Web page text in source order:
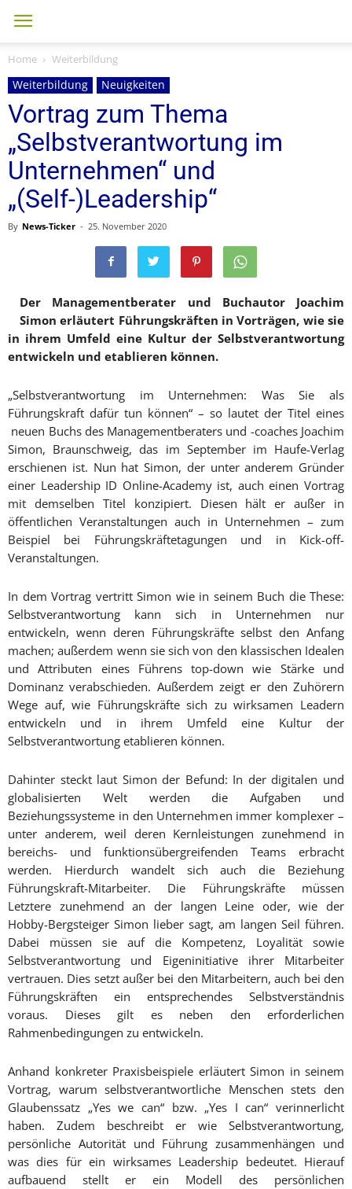
Home Weiterbildung
Weiterbildung Neuigkeiten
Vortrag zum Thema
„Selbstverantwortung im
Unternehmen“ und
„(Self-)Leadership“
By News-Ticker - 25. November 2020
Der Managementberater und Buchautor Joachim
Simon erläutert Führungskräften in Vorträgen, wie sie
in ihrem Umfeld eine Kultur der Selbstverantwortung
entwickeln und etablieren können.
„Selbstverantwortung im Unternehmen: Was Sie als
Führungskraft dafür tun können“ – so lautet der Titel eines
neuen Buchs des Managementberaters und -coaches Joachim
Simon, Braunschweig, das im September im Haufe-Verlag
erschienen ist. Nun hat Simon, der unter anderem Gründer
einer Leadership ID Online-Academy ist, auch einen Vortrag
mit demselben Titel konzipiert. Diesen hält er außer in
öffentlichen Veranstaltungen auch in Unternehmen – zum
Beispiel bei Führungskräftetagungen und in Kick-off-
Veranstaltungen.
In dem Vortrag vertritt Simon wie in seinem Buch die These:
Selbstverantwortung kann sich in Unternehmen nur
entwickeln, wenn deren Führungskräfte selbst den Anfang
machen; außerdem wenn sie sich von den klassischen Idealen
und Attributen eines Führens top-down wie Stärke und
Dominanz verabschieden. Außerdem zeigt er den Zuhörern
Wege auf, wie Führungskräfte sich zu wirksamen Leadern
entwickeln und in ihrem Umfeld eine Kultur der
Selbstverantwortung etablieren können.
Dahinter steckt laut Simon der Befund: In der digitalen und
globalisierten Welt werden die Aufgaben und
Beziehungssysteme in den Unternehmen immer komplexer –
unter anderem, weil deren Kernleistungen zunehmend in
bereichs- und funktionsübergreifenden Teams erbracht
werden. Hierdurch wandelt sich auch die Beziehung
Führungskraft-Mitarbeiter. Die Führungskräfte müssen
Letztere zunehmend an der langen Leine oder, wie der
Hobby-Bergsteiger Simon lieber sagt, am langen Seil führen.
Dabei müssen sie auf die Kompetenz, Loyalität sowie
Selbstverantwortung und Eigeninitiative ihrer Mitarbeiter
vertrauen. Dies setzt außer bei den Mitarbeitern, auch bei den
Führungskräften ein entsprechendes Selbstverständnis
voraus. Dieses gilt es neben den erforderlichen
Rahmenbedingungen zu entwickeln.
Anhand konkreter Praxisbeispiele erläutert Simon in seinem
Vortrag, warum selbstverantwortliche Menschen stets den
Glaubenssatz „Yes we can“ bzw. „Yes I can“ verinnerlicht
haben. Zudem beschreibt er wie Selbstverantwortung,
persönliche Autorität und Führung zusammenhängen und
was dies für ein wirksames Leadership bedeutet. Hierauf
aufbauend stellt er ein Modell des persönlichen